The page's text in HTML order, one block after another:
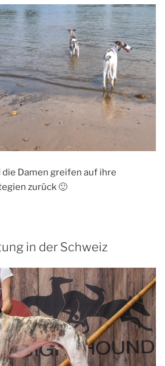
Damen greifen auf ihre
zurück 🙂
in der Schweiz